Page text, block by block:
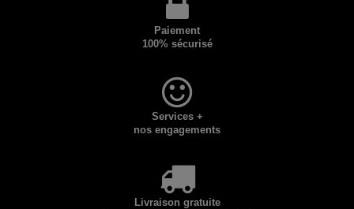
Paiement
100% sécurisé
Services +
nos engagements
Livraison gratuite